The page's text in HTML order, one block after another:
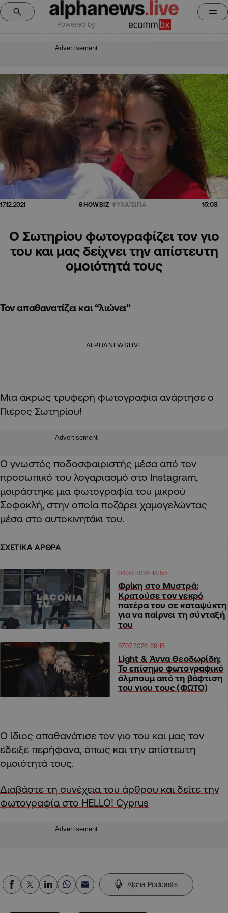
Powered by:
Advertisement
17.12.2021 SHOWBIZ ΨΥΧΑΓΩΓΙΑ 15:03
Ο Σωτηρίου φωτογραφίζει τον γιο
του και μας δείχνει την απίστευτη
ομοιότητά τους
Τον απαθανατίζει και “λιώνει”
ALPHANEWSLIVE
Μια άκρως τρυφερή φωτογραφία ανάρτησε ο
Πιέρος Σωτηρίου!
Advertisement
Ο γνωστός ποδοσφαιριστής μέσα από τον
προσωπικό του λογαριασμό στο Instagram,
μοιράστηκε μια φωτογραφία του μικρού
Σοφοκλή, στην οποία ποζάρει χαμογελώντας
μέσα στο αυτοκινητάκι του.
ΣΧΕΤΙΚΑ ΑΡΘΡΑ
04.08.2026 18:50
Φρίκη στο Μυστρά:
Κρατούσε τον νεκρό
πατέρα του σε καταψύκτη
για να παίρνει τη σύνταξή
του
07.07.2026 09:15
Light & Άννα Θεοδωρίδη:
Το επίσημο φωτογραφικό
άλμπουμ από τη βάφτιση
του γιου τους (ΦΩΤΟ)
Ο ίδιος απαθανάτισε τον γιο του και μας τον
έδειξε περήφανα, όπως και την απίστευτη
ομοιότητά τους.
Διαβάστε τη συνέχεια του άρθρου και δείτε την
φωτογραφία στο HELLO! Cyprus
Advertisement
Alpha Podcasts